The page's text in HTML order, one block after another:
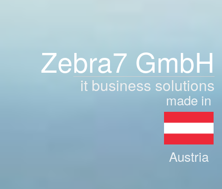
Zebra7 GmbH
it business solutions
made in
Austria